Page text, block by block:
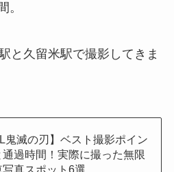
。
と久留米駅で撮影してきま
鬼滅の刃】ベスト撮影ポイン
通過時間！実際に撮った無限
写真スポット6選